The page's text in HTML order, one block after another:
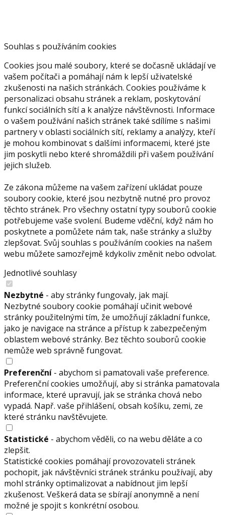
Souhlas s používáním cookies
Cookies jsou malé soubory, které se dočasně ukládají ve
vašem počítači a pomáhají nám k lepší uživatelské
zkušenosti na našich stránkách. Cookies používáme k
personalizaci obsahu stránek a reklam, poskytování
funkcí sociálních sítí a k analýze návštěvnosti. Informace
o vašem používání našich stránek také sdílíme s našimi
partnery v oblasti sociálních sítí, reklamy a analýzy, kteří
je mohou kombinovat s dalšími informacemi, které jste
jim poskytli nebo které shromáždili při vašem používání
jejich služeb.
Ze zákona můžeme na vašem zařízení ukládat pouze
soubory cookie, které jsou nezbytně nutné pro provoz
těchto stránek. Pro všechny ostatní typy souborů cookie
potřebujeme vaše svolení. Budeme vděční, když nám ho
poskytnete a pomůžete nám tak, naše stránky a služby
zlepšovat. Svůj souhlas s používáním cookies na našem
webu můžete samozřejmě kdykoliv změnit nebo odvolat.
Jednotlivé souhlasy
Nezbytné - aby stránky fungovaly, jak mají.
Nezbytné soubory cookie pomáhají učinit webové
stránky použitelnými tím, že umožňují základní funkce,
jako je navigace na stránce a přístup k zabezpečeným
oblastem webové stránky. Bez těchto souborů cookie
nemůže web správně fungovat.
Preferenční - abychom si pamatovali vaše preference.
Preferenční cookies umožňují, aby si stránka pamatovala
informace, které upravují, jak se stránka chová nebo
vypadá. Např. vaše přihlášení, obsah košíku, zemi, ze
které stránku navštěvujete.
Statistické - abychom věděli, co na webu děláte a co
zlepšit.
Statistické cookies pomáhají provozovateli stránek
pochopit, jak návštěvníci stránek stránku používají, aby
mohl stránky optimalizovat a nabídnout jim lepší
zkušenost. Veškerá data se sbírají anonymně a není
možné je spojit s konkrétní osobou.